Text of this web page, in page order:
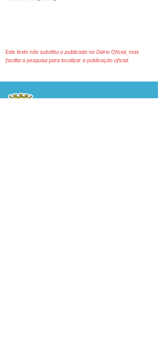
Este texto não substitui o publicado no Diário Oficial, mas
facilita a pesquisa para localizar a publicação oficial.